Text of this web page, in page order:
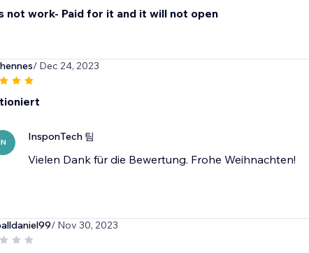
not work- Paid for it and it will not open
/ Dec 24, 2023
InsponTech 팀
Vielen Dank für die Bewertung. Frohe Weihnachten!
/ Nov 30, 2023